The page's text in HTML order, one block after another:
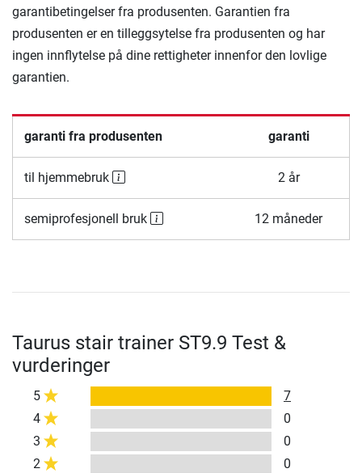
garantibetingelser fra produsenten. Garantien fra
produsenten er en tilleggsytelse fra produsenten og har
ingen innflytelse på dine rettigheter innenfor den lovlige
garantien.
garanti fra produsenten garanti
til hjemmebruk 2 år
semiprofesjonell bruk 12 måneder
Taurus stair trainer ST9.9 Test &
vurderinger
5
7
4
0
3
0
2
0